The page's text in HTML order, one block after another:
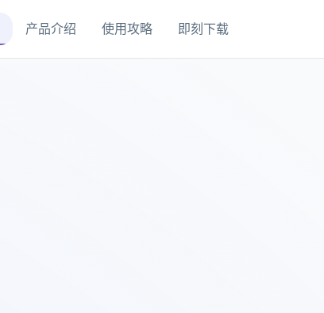
产品介绍 使用攻略 即刻下载